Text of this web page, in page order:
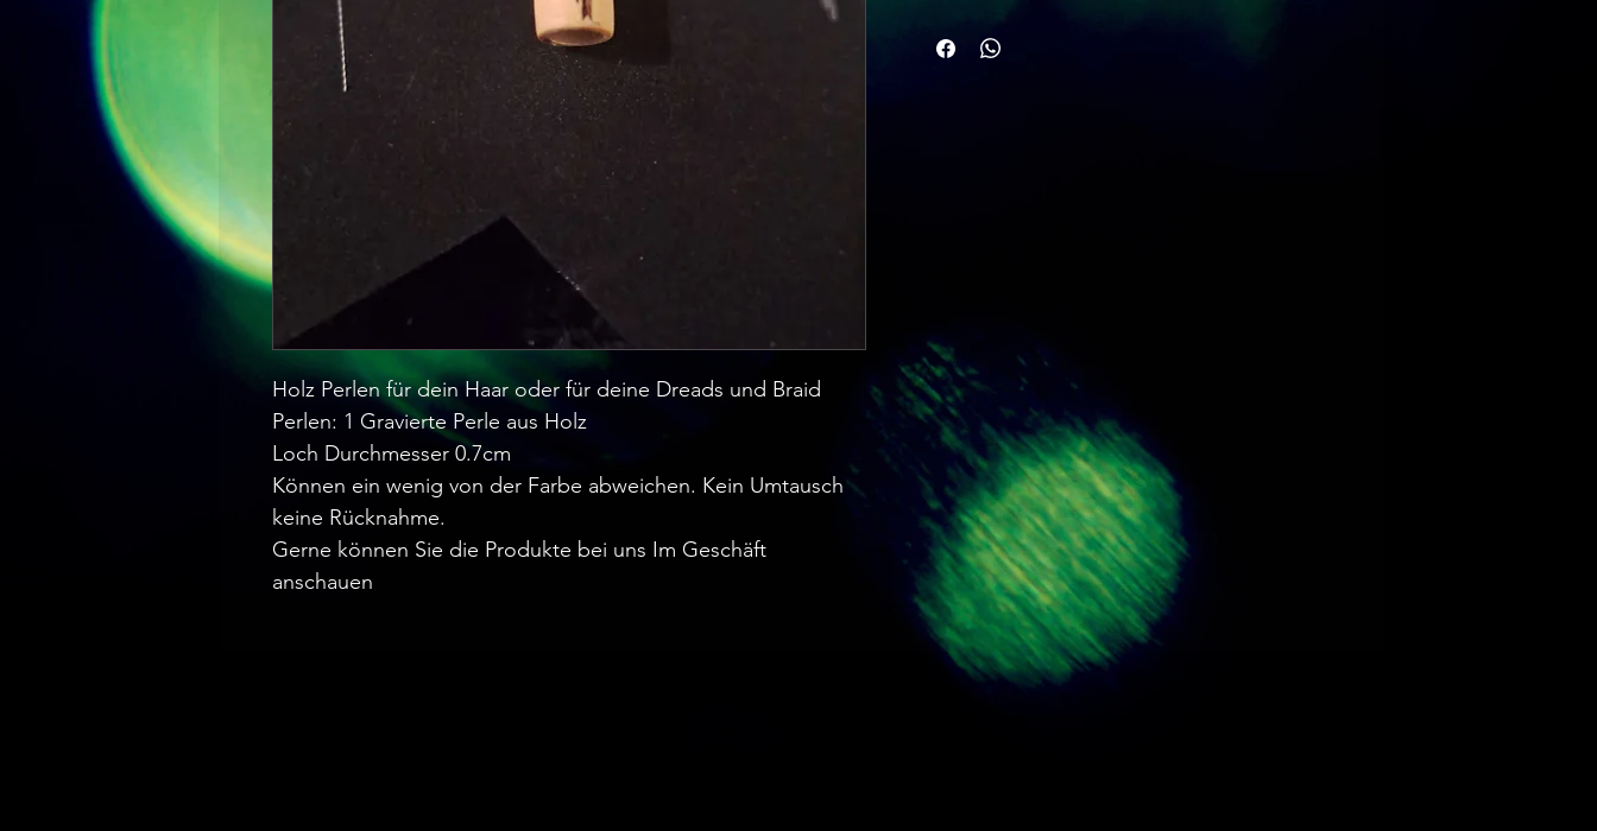
Holz Perlen für dein Haar oder für deine Dreads und Braid
Perlen: 1 Gravierte Perle aus Holz
Loch Durchmesser 0.7cm
Können ein wenig von der Farbe abweichen. Kein Umtausch
keine Rücknahme.
Gerne können Sie die Produkte bei uns Im Geschäft
anschauen